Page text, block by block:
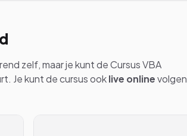
zelf, maar je kunt deCursus VBA
Je kunt de cursus ooklive onlinevolgen